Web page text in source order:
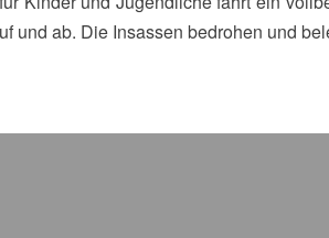
und ab. Die Insassen bedrohen und